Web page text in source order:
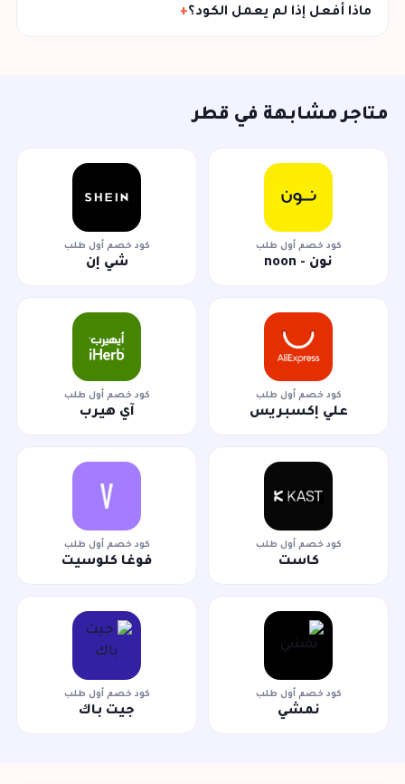
ماذا أفعل إذا لم يعمل الكود؟
متاجر مشابهة في قطر
كود خصم أول طلب
نون - noon
كود خصم أول طلب
شي إن
كود خصم أول طلب
علي إكسبريس
كود خصم أول طلب
آي هيرب
كود خصم أول طلب
كاست
كود خصم أول طلب
فوغا كلوسيت
كود خصم أول طلب
نمشي
كود خصم أول طلب
جيت باك